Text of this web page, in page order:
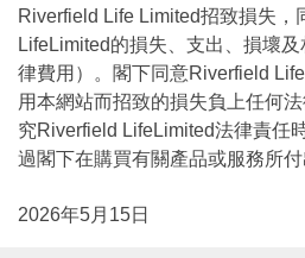
Riverfield Life Limited招致損失，
LifeLimited的損失、支出、損壞
律費用）。閣下同意Riverfield
用本網站而招致的損失負上任何
究Riverfield LifeLimited法律責任
過閣下在購買有關產品或服務所付
2026年5月15日